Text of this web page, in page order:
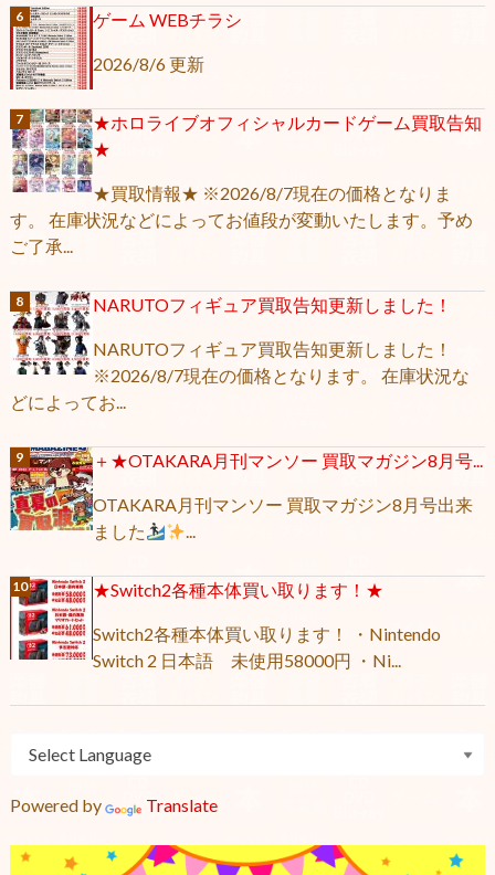
ゲーム WEBチラシ
2026/8/6 更新
★ホロライブオフィシャルカードゲーム買取告知
★
★買取情報★ ※2026/8/7現在の価格となりま
す。 在庫状況などによってお値段が変動いたします。予め
ご了承...
NARUTOフィギュア買取告知更新しました！
NARUTOフィギュア買取告知更新しました！
※2026/8/7現在の価格となります。 在庫状況な
どによってお...
＋★OTAKARA月刊マンソー 買取マガジン8月号...
OTAKARA月刊マンソー 買取マガジン8月号出来
ました
...
★Switch2各種本体買い取ります！★
Switch2各種本体買い取ります！ ・Nintendo
Switch 2 日本語 未使用58000円 ・Ni...
Powered by Translate